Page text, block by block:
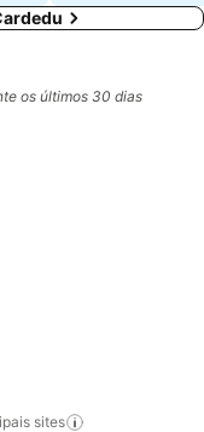
os últimos 30 dias
sites